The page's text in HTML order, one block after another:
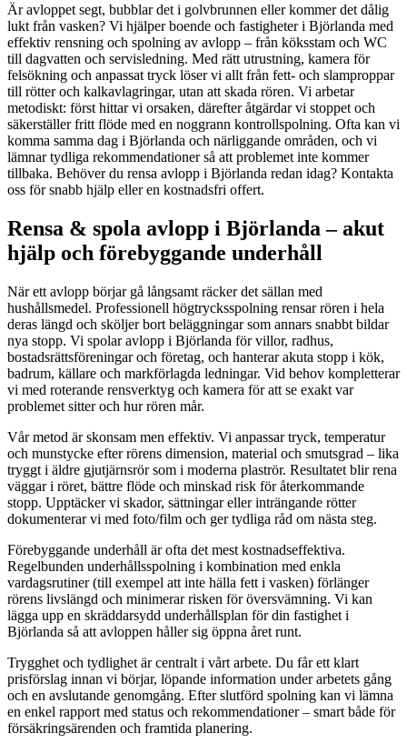
Är avloppet segt, bubblar det i golvbrunnen eller kommer det dålig
lukt från vasken? Vi hjälper boende och fastigheter i Björlanda med
effektiv rensning och spolning av avlopp – från köksstam och WC
till dagvatten och servisledning. Med rätt utrustning, kamera för
felsökning och anpassat tryck löser vi allt från fett- och slamproppar
till rötter och kalkavlagringar, utan att skada rören. Vi arbetar
metodiskt: först hittar vi orsaken, därefter åtgärdar vi stoppet och
säkerställer fritt flöde med en noggrann kontrollspolning. Ofta kan vi
komma samma dag i Björlanda och närliggande områden, och vi
lämnar tydliga rekommendationer så att problemet inte kommer
tillbaka. Behöver du rensa avlopp i Björlanda redan idag? Kontakta
oss för snabb hjälp eller en kostnadsfri offert.
Rensa & spola avlopp i Björlanda – akut
hjälp och förebyggande underhåll
När ett avlopp börjar gå långsamt räcker det sällan med
hushållsmedel. Professionell högtrycksspolning rensar rören i hela
deras längd och sköljer bort beläggningar som annars snabbt bildar
nya stopp. Vi spolar avlopp i Björlanda för villor, radhus,
bostadsrättsföreningar och företag, och hanterar akuta stopp i kök,
badrum, källare och markförlagda ledningar. Vid behov kompletterar
vi med roterande rensverktyg och kamera för att se exakt var
problemet sitter och hur rören mår.
Vår metod är skonsam men effektiv. Vi anpassar tryck, temperatur
och munstycke efter rörens dimension, material och smutsgrad – lika
tryggt i äldre gjutjärnsrör som i moderna plaströr. Resultatet blir rena
väggar i röret, bättre flöde och minskad risk för återkommande
stopp. Upptäcker vi skador, sättningar eller inträngande rötter
dokumenterar vi med foto/film och ger tydliga råd om nästa steg.
Förebyggande underhåll är ofta det mest kostnadseffektiva.
Regelbunden underhållsspolning i kombination med enkla
vardagsrutiner (till exempel att inte hälla fett i vasken) förlänger
rörens livslängd och minimerar risken för översvämning. Vi kan
lägga upp en skräddarsydd underhållsplan för din fastighet i
Björlanda så att avloppen håller sig öppna året runt.
Trygghet och tydlighet är centralt i vårt arbete. Du får ett klart
prisförslag innan vi börjar, löpande information under arbetets gång
och en avslutande genomgång. Efter slutförd spolning kan vi lämna
en enkel rapport med status och rekommendationer – smart både för
försäkringsärenden och framtida planering.